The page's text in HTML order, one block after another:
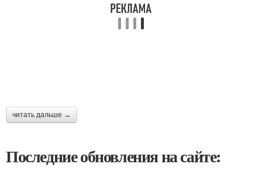
читать дальше →
Последние обновления на сайте: